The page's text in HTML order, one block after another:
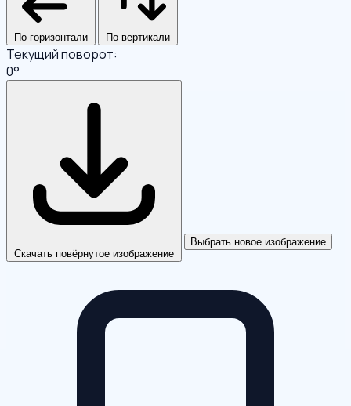
По горизонтали По вертикали
Текущий поворот:
0°
Скачать повёрнутое изображение
Выбрать новое изображение